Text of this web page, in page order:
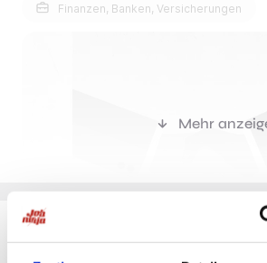
Finanzen, Banken, Versicherungen
Mehr